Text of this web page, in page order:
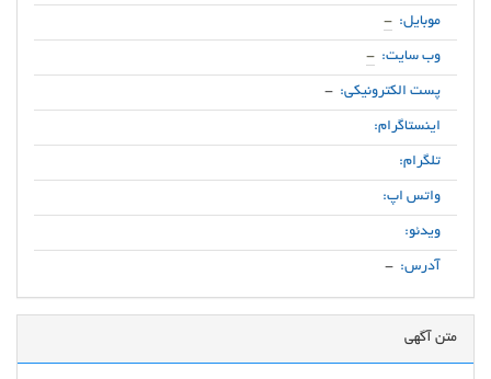
موبایل: -
وب سایت: -
پست الکترونیکی: -
اینستاگرام:
تلگرام:
واتس اپ:
ویدئو:
آدرس: -
متن آگهی